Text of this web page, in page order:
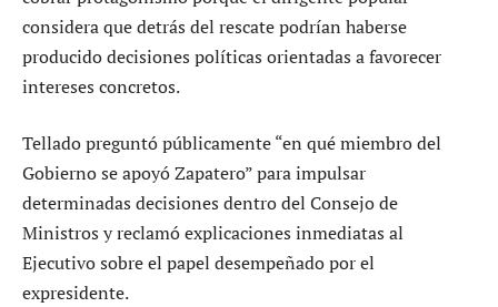
considera que detrás del rescate podrían haberse
producido decisiones políticas orientadas a favorecer
intereses concretos.
Tellado preguntó públicamente “en qué miembro del
Gobierno se apoyó Zapatero” para impulsar
determinadas decisiones dentro del Consejo de
Ministros y reclamó explicaciones inmediatas al
Ejecutivo sobre el papel desempeñado por el
expresidente.